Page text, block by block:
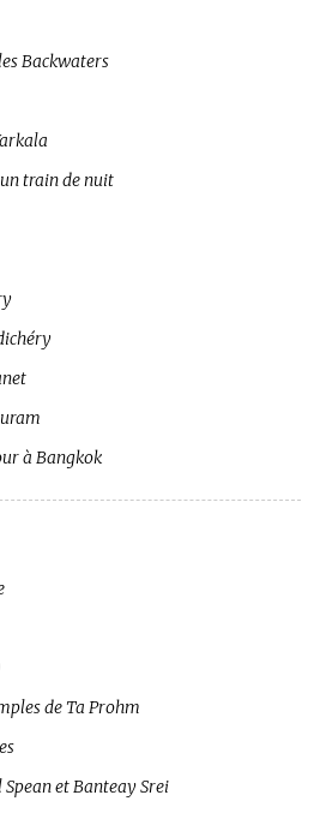
Backwaters
train de nuit
à Bangkok
de Ta Prohm
et Banteay Srei